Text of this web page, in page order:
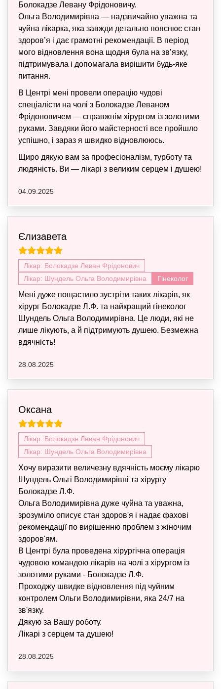
Болокадзе Левану Фрідоновичу.
Ольга Володимирівна — надзвичайно уважна та
чуйна лікарка, яка завжди детально пояснює стан
здоров’я і дає грамотні рекомендації. В період
мого відновлення вона щодня була на зв’язку,
підтримувала і допомагала вирішити будь-яке
питання.
В Центрі мені провели операцію чудові
спеціалісти на чолі з Болокадзе Леваном
Фрідоновичем — справжнім хірургом із золотими
руками. Завдяки його майстерності все пройшло
успішно, і зараз я швидко відновлююсь.
Щиро дякую вам за професіоналізм, турботу та
людяність. Ви — лікарі з великим серцем і душею!
04.09.2025
Єлизавета
Лікар: Болокадзе Леван Фрідонович
Лікар: Шундель Ольга Володимирівна
Гінеколог
Мені дуже пощастило зустріти таких лікарів, як
хірург Болокадзе Л.Ф. та найкращий гінеколог
Шундель Ольга Володимирівна. Це люди, які не
лише лікують, а й підтримують душею. Безмежна
вдячність!
28.08.2025
Оксана
Лікар: Болокадзе Леван Фрідонович
Лікар: Шундель Ольга Володимирівна
Хочу виразити величезну вдячність моєму лікарю
Шундель Ольгі Володимирівні та хірургу
Болокадзе Л.Ф.
Ольга Володимирівна дуже чуйна та уважна,
зрозуміло описує стан здоров'я і надає фахові
рекомендації по вирішенню проблем з жіночим
здоров'ям.
В Центрі була проведена хірургічна операція
чудовою командою лікарів на чолі з хірургом із
золотими руками - Болокадзе Л.Ф.
Проходжу швидке відновлення під чуйним
контролем Ольги Володимирівни, яка 24/7 на
зв'язку.
Дякую за Вашу роботу.
Лікарі з серцем та душею!
28.08.2025